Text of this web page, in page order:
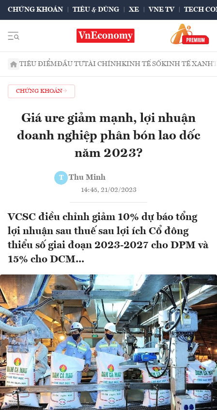
CHỨNG KHOÁN TIÊU & DÙNG XE VNE TV TECH
TIÊU ĐIỂMĐẦU TƯTÀI CHÍNHKINH TẾ SỐKINH TẾ XANH
CHỨNG KHOÁN
Giá ure giảm mạnh, lợi nhuận
doanh nghiệp phân bón lao dốc
năm 2023?
T Thu Minh
14:45, 21/02/2023
VCSC điều chỉnh giảm 10% dự báo tổng
lợi nhuận sau thuế sau lợi ích Cổ đông
thiểu số giai đoạn 2023-2027 cho DPM và
15% cho DCM...